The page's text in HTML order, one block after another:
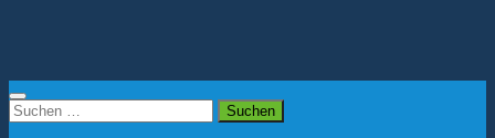
Suchen
nach: